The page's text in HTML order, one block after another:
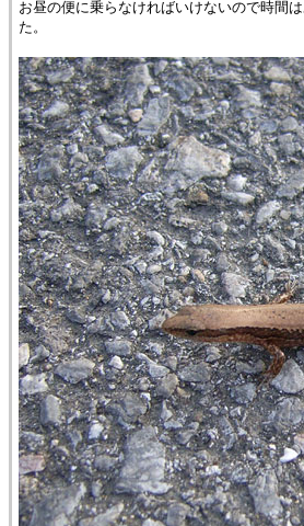
お昼の便に乗らなければいけないので時間
た。